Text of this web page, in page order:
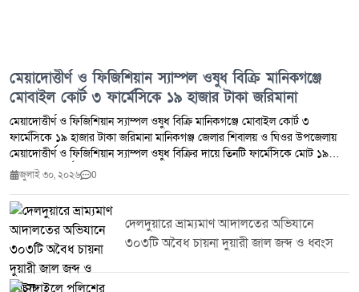
মেয়াদোত্তীর্ণ ও ফিজিশিয়ান স্যাম্পল ওষুধ বিক্রি মানিকগঞ্জে
মোবাইল কোর্ট ৩ ফার্মেসিকে ১৯ হাজার টাকা জরিমানা
মেয়াদোত্তীর্ণ ও ফিজিশিয়ান স্যাম্পল ওষুধ বিক্রি মানিকগঞ্জে মোবাইল কোর্ট ৩
ফার্মেসিকে ১৯ হাজার টাকা জরিমানা মানিকগঞ্জ জেলার শিবালয় ও ঘিওর উপজেলায়
মেয়াদোত্তীর্ণ ও ফিজিশিয়ান স্যাম্পল ওষুধ বিক্রির দায়ে তিনটি ফার্মেসিকে মোট ১৯
হাজার টাকা অর্থদণ্ড প্রদান করেছে ভ্রাম্যমাণ আদালত।মঙ্গলবার (২৮ জুলাই ২০২৬)
ঔষধ প্রশাসন জেলা কার্যালয় মানিকগঞ্জ এবং জেলা প্রশাসন মানিকগঞ্জের সমন্বয়ে
শিবালয় ও ঘিওর উপজেলার মোট পাঁচটি ফার্মেসিতে মোবাইল কোর্ট পরিচালিত হয়।
অভিযান চলাকালে মেয়াদোত্তীর্ণ ওষুধ সংরক্ষণ ও বিক্রি এবং ফিজিশিয়ান স্যাম্পল বিক্রির
প্রমাণ পাওয়ায় ঔষধ ও কসমেটিক আইন ২০২৩-এর ৪০(খ) ও ৪০(গ) ধারায় তিনটি
ফার্মেসিকে সর্বমোট ১৯,০০০ (উনিশ হাজার) টাকা অর্থদণ্ড করা হয়।সংশ্লিষ্ট কর্তৃপক্ষ
জানিয়েছে, জনস্বাস্থ্য সুরক্ষা এবং নিরাপদ ওষুধ সরবরাহ নিশ্চিত করতে এ ধরনের
অভিযান ভবিষ্যতেও নিয়মিতভাবে অব্যাহত থাকবে।
জুলাই ৩০, ২০২৬ 0
দেলদুয়ারে ভ্রাম্যমাণ আদালতের অভিযানে
৩০৩টি অবৈধ চায়না দুয়ারী জাল জব্দ ও ধ্বংস